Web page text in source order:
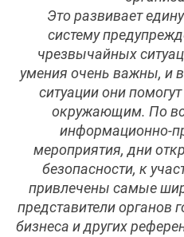
Это развивает
систему
чрезвычайных
умения очень важны, и
ситуации они
окружающим. По
информационно-
мероприятия, дни
безопасности, к
привлечены самые
представители органов
бизнеса и других